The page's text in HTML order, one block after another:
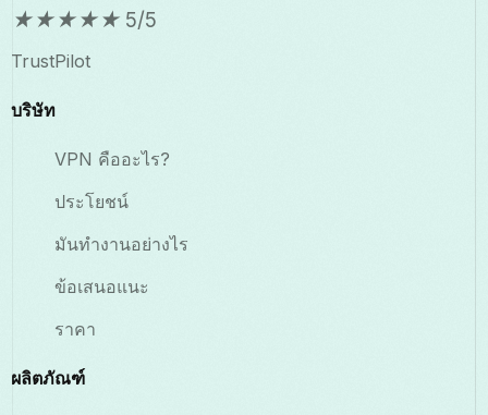
★★★★★ 5/5
TrustPilot
บริษัท
VPN คืออะไร?
ประโยชน์
มันทำงานอย่างไร
ข้อเสนอแนะ
ราคา
ผลิตภัณฑ์